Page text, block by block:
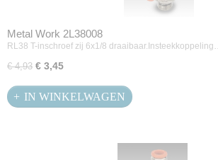
Metal Work 2L38008
RL38 T-inschroef zij 6x1/8 draaibaar.Insteekkoppeling…
€ 4,93 € 3,45
IN WINKELWAGEN